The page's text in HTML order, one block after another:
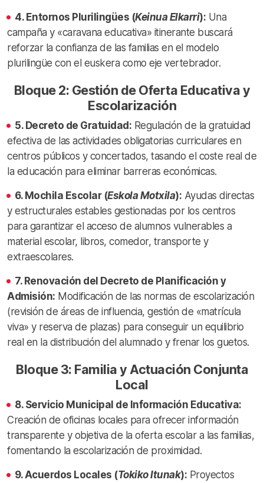
4. Entornos Plurilingües (Keinua Elkarri): Una
campaña y «caravana educativa» itinerante buscará
reforzar la confianza de las familias en el modelo
plurilingüe con el euskera como eje vertebrador.
Bloque 2: Gestión de Oferta Educativa y
Escolarización
5. Decreto de Gratuidad: Regulación de la gratuidad
efectiva de las actividades obligatorias curriculares en
centros públicos y concertados, tasando el coste real de
la educación para eliminar barreras económicas.
6. Mochila Escolar (Eskola Motxila): Ayudas directas
y estructurales estables gestionadas por los centros
para garantizar el acceso de alumnos vulnerables a
material escolar, libros, comedor, transporte y
extraescolares.
7. Renovación del Decreto de Planificación y
Admisión: Modificación de las normas de escolarización
(revisión de áreas de influencia, gestión de «matrícula
viva» y reserva de plazas) para conseguir un equilibrio
real en la distribución del alumnado y frenar los guetos.
Bloque 3: Familia y Actuación Conjunta
Local
8. Servicio Municipal de Información Educativa:
Creación de oficinas locales para ofrecer información
transparente y objetiva de la oferta escolar a las familias,
fomentando la escolarización de proximidad.
9. Acuerdos Locales (Tokiko Itunak): Proyectos